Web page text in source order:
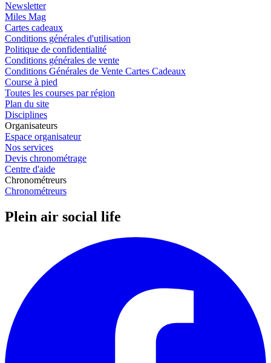
Newsletter
Miles Mag
Cartes cadeaux
Conditions générales d'utilisation
Politique de confidentialité
Conditions générales de vente
Conditions Générales de Vente Cartes Cadeaux
Course à pied
Toutes les courses par région
Plan du site
Disciplines
Organisateurs
Espace organisateur
Nos services
Devis chronométrage
Centre d'aide
Chronométreurs
Chronométreurs
Plein air social life